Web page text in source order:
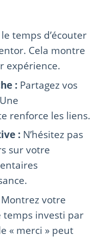
temps d’écouter
Cela montre
expérience.
: Partagez vos
renforce les liens.
: N’hésitez pas
sur votre
Montrez votre
temps investi par
« merci » peut